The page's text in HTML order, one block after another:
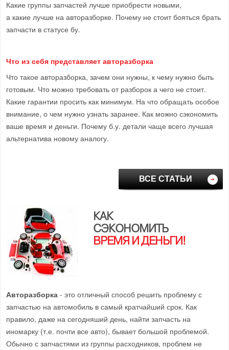
Какие группы запчастей лучше приобрести новыми,
а какие лучше на авторазборке. Почему не стоит бояться брать
запчасти в статусе бу.
Что из себя представляет авторазборка
Что такое авторазборка, зачем они нужны, к чему нужно быть
готовым. Что можно требовать от разборок а чего не стоит.
Какие гарантии просить как минимум. На что обращать особое
внимание, о чем нужно узнать заранее. Как можно сэкономить
ваше время и деньги. Почему б.у. детали чаще всего лучшая
альтернатива новому аналогу.
ВСЕ СТАТЬИ
КАК
СЭКОНОМИТЬ
ВРЕМЯ И ДЕНЬГИ!
Авторазборка - это отличный способ решить проблему с
запчастью на автомобиль в самый кратчайший срок. Как
правило, даже на сегодняший день, найти запчасть на
иномарку (т.е. почти все авто), бывает большой проблемой.
Обычно с запчастями из группы расходников, проблем не